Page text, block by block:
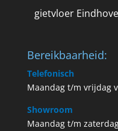
gietvloer
Bereikbaarheid:
Telefonisch
Maandag t/m vrijdag
Showroom
Maandag t/m